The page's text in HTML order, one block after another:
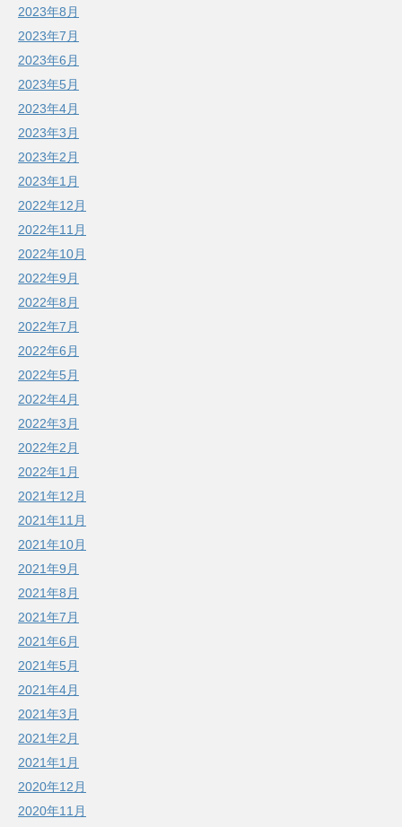
2023年8月
2023年7月
2023年6月
2023年5月
2023年4月
2023年3月
2023年2月
2023年1月
2022年12月
2022年11月
2022年10月
2022年9月
2022年8月
2022年7月
2022年6月
2022年5月
2022年4月
2022年3月
2022年2月
2022年1月
2021年12月
2021年11月
2021年10月
2021年9月
2021年8月
2021年7月
2021年6月
2021年5月
2021年4月
2021年3月
2021年2月
2021年1月
2020年12月
2020年11月